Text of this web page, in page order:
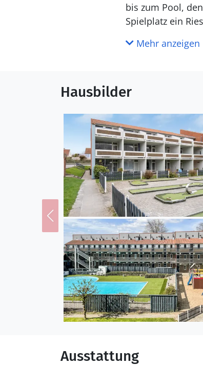
bis zum Pool,
Spielplatz ein
bunten Häusern,
Wandern oder
genießen Sie die
Mehr anzeigen
Hausbilder
Ausstattung